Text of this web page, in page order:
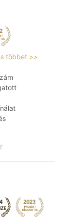
többet >>